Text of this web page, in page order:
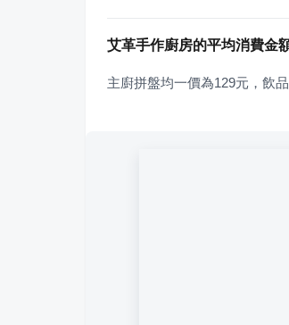
艾革手作廚房的平均消費金
主廚拼盤均一價為129元，飲品